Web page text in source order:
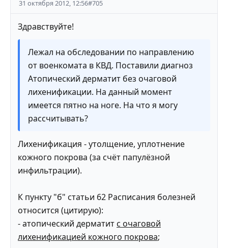
31 октября 2012, 12:56#705
Здравствуйте!
Лежал на обследовании по направлению
от военкомата в КВД. Поставили диагноз
Атопический дерматит без очаговой
лихенификации. На данный момент
имеется пятно на ноге. На что я могу
рассчитывать?
Лихенификация - утолщение, уплотнение
кожного покрова (за счёт папулёзной
инфильтрации).
К пункту "б" статьи 62 Расписания болезней
относится (цитирую):
- атопический дерматитс очаговой
лихенификацией кожного покрова;